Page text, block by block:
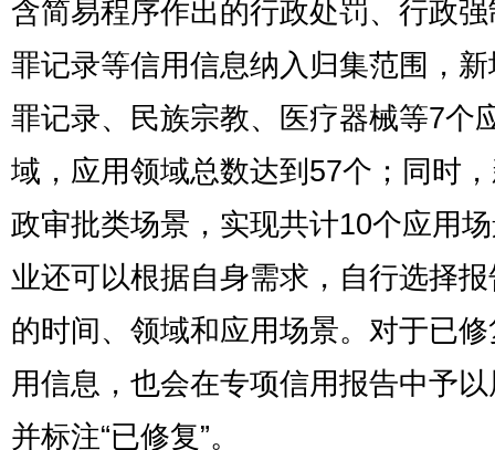
含简易程序作出的行政处罚、行政
罪记录等信用信息纳入归集范围，
罪记录、民族宗教、医疗器械等7个
域，应用领域总数达到57个；同时
政审批类场景，实现共计10个应用
业还可以根据自身需求，自行选择
的时间、领域和应用场景。对于已
用信息，也会在专项信用报告中予
并标注“已修复”。